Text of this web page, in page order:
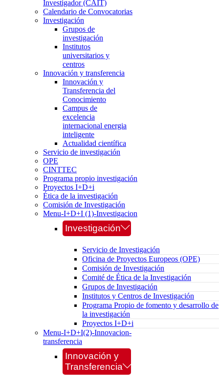
Investigador (CAIT)
Calendario de Convocatorias
Investigación
Grupos de
investigación
Institutos
universitarios y
centros
Innovación y transferencia
Innovación y
Transferencia del
Conocimiento
Campus de
excelencia
internacional energia
inteligente
Actualidad científica
Servicio de investigación
OPE
CINTTEC
Programa propio investigación
Proyectos I+D+i
Ética de la investigación
Comisión de Investigación
Menu-I+D+I (1)-Investigacion
Investigación
Servicio de Investigación
Oficina de Proyectos Europeos (OPE)
Comisión de Investigación
Comité de Ética de la Investigación
Grupos de Investigación
Institutos y Centros de Investigación
Programa Propio de fomento y desarrollo de
la investigación
Proyectos I+D+i
Menu-I+D+I(2)-Innovacion-
transferencia
Innovación y
Transferencia